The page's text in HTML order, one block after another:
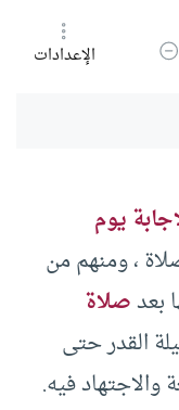
تقليل حجم الخطالإعدادات
يوم
، ومنهم من
بعدصلاة
القدر حتى
والاجتهاد فيه.